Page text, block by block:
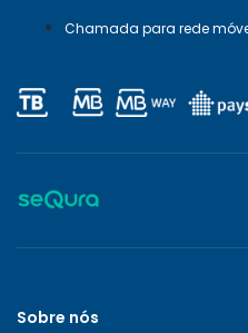
Chamada para rede
Sobre nós